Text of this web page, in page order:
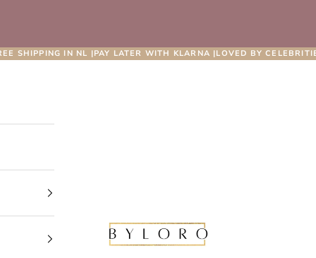
SHIPPING IN NL |PAY LATER WITH KLARNA |LOVED BY
Byloro.com